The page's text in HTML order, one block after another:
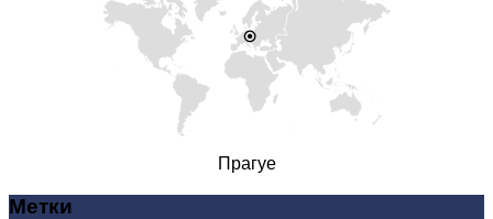
Прагуе
Метки